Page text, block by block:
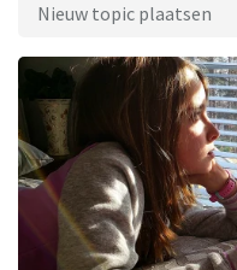
Nieuw topic plaatsen